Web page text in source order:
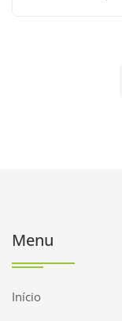
Menu
Início